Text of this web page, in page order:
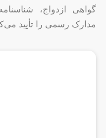
گواهی ازدواج،
مدارک رسمی را تأیید